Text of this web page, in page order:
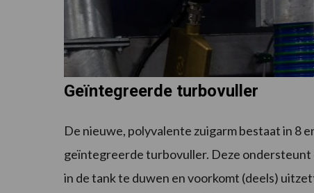
Geïntegreerde turbovuller
De nieuwe, polyvalente zuigarm bestaat in 8
geïntegreerde turbovuller. Deze ondersteunt
in de tank te duwen en voorkomt (deels)